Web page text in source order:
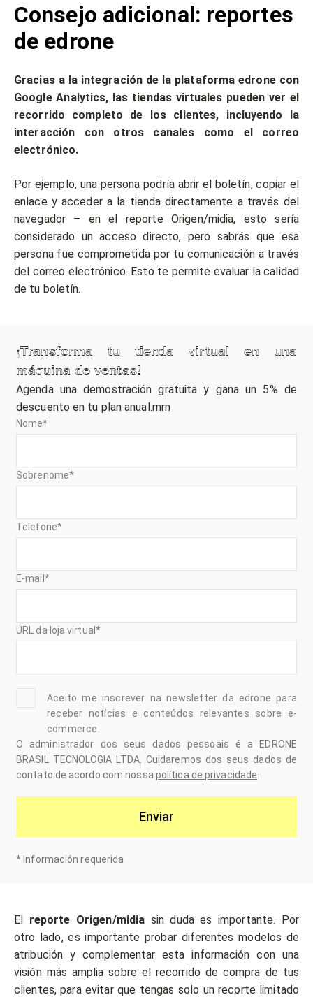
Consejo adicional: reportes
de edrone
Gracias a la integración de la plataformaedronecon
Google Analytics, las tiendas virtuales pueden ver el
recorrido completo de los clientes, incluyendo la
interacción con otros canales como el correo
electrónico.
Por ejemplo, una persona podría abrir el boletín, copiar el
enlace y acceder a la tienda directamente a través del
navegador – en el reporte Origen/midia, esto sería
considerado un acceso directo, pero sabrás que esa
persona fue comprometida por tu comunicación a través
del correo electrónico. Esto te permite evaluar la calidad
de tu boletín.
¡Transforma tu tienda virtual en una
máquina de ventas!
Agenda una demostración gratuita y gana un 5% de
descuento en tu plan anual.rnrn
Nome*
Sobrenome*
Telefone*
E-mail *
URL da loja virtual *
Aceito me inscrever na newsletter da edrone para
receber notícias e conteúdos relevantes sobre e-
commerce.
O administrador dos seus dados pessoais é a EDRONE
BRASIL TECNOLOGIA LTDA. Cuidaremos dos seus dados de
contato de acordo com nossa política de privacidade
Enviar
* Información requerida
El reporte Origen/midia sin duda es importante. Por
otro lado, es importante probar diferentes modelos de
atribución y complementar esta información con una
visión más amplia sobre el recorrido de compra de tus
clientes, para evitar que tengas solo un recorte limitado